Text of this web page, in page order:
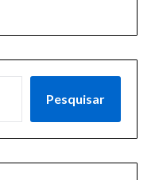
Pesquisar